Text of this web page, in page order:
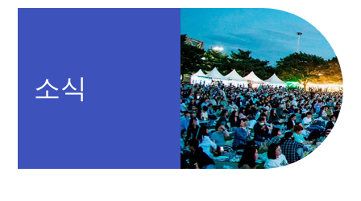
소식